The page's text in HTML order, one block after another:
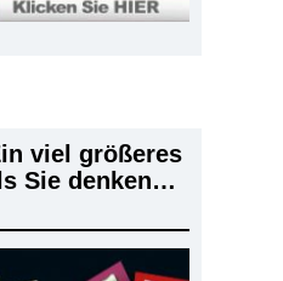
viel größeres
Sie denken…